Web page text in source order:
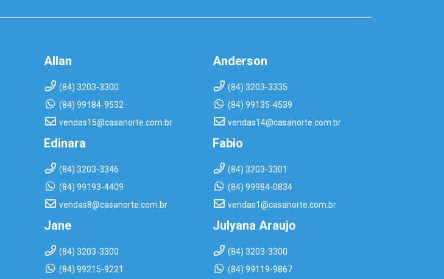
Allan
(84) 3203-3300
(84) 99184-9532
vendas15@casanorte.com.br
Anderson
(84) 3203-3335
(84) 99135-4539
vendas14@casanorte.com.br
Edinara
(84) 3203-3346
(84) 99193-4409
vendas8@casanorte.com.br
Fabio
(84) 3203-3301
(84) 99984-0834
vendas1@casanorte.com.br
Jane
(84) 3203-3300
(84) 99215-9221
Julyana Araujo
(84) 3203-3300
(84) 99119-9867